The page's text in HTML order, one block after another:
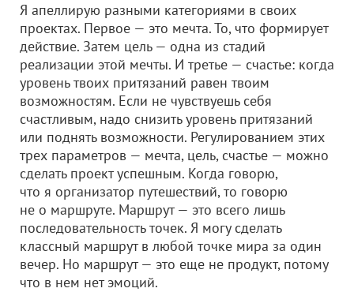
Я апеллирую разными категориями в своих
проектах. Первое — это мечта. То, что формирует
действие. Затем цель — одна из стадий
реализации этой мечты. И третье — счастье: когда
уровень твоих притязаний равен твоим
возможностям. Если не чувствуешь себя
счастливым, надо снизить уровень притязаний
или поднять возможности. Регулированием этих
трех параметров — мечта, цель, счастье — можно
сделать проект успешным. Когда говорю,
что я организатор путешествий, то говорю
не о маршруте. Маршрут — это всего лишь
последовательность точек. Я могу сделать
классный маршрут в любой точке мира за один
вечер. Но маршрут — это еще не продукт, потому
что в нем нет эмоций.